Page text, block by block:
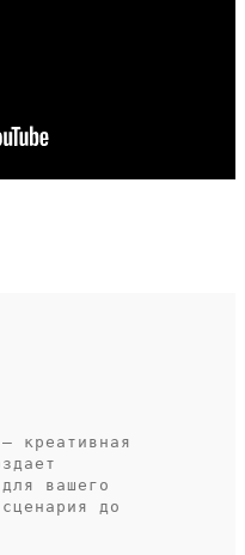
креативная
вашего
до